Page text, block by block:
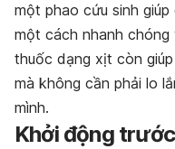
một phao cứu sinh giúp
một cách nhanh chóng
thuốc dạng xịt còn
mà không cần phải lo
mình.
Khởi động